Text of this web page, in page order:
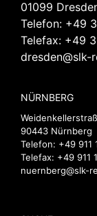
01099
Telefon: +49
Telefax: +49
dresden@slk-
NÜRNBERG
90443 Nürnberg
Telefon: +49 911
Telefax: +49 911
nuernberg@slk-